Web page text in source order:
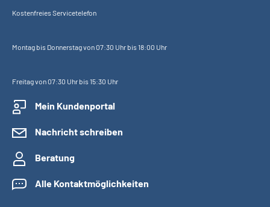
Mein Kundenportal
Kostenfreies Servicetelefon
Montag bis Donnerstag von 07:30 Uhr bis 18:00 Uhr
Freitag von 07:30 Uhr bis 15:30 Uhr
Mein Kundenportal
Nachricht schreiben
Beratung
Alle Kontaktmöglichkeiten